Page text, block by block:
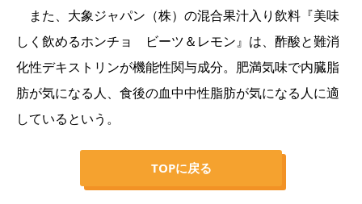
また、大象ジャパン（株）の混合果汁入り飲料『美味
しく飲めるホンチョ ビーツ＆レモン』は、酢酸と難消
化性デキストリンが機能性関与成分。肥満気味で内臓脂
肪が気になる人、食後の血中中性脂肪が気になる人に適
しているという。
TOPに戻る